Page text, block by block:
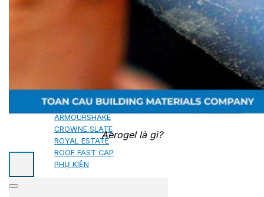
SUPERGLASS BIBER (VẢY CÁ)
CAMBRIDGE (XẾP LỚP)
CAMBRIDGE XTREME
DYNASTY
ARMOURSHAKE
CROWNE SLATE
ROYAL ESTATE
ROOF FAST CAP
PHỤ KIỆN
Aerogel là gì?